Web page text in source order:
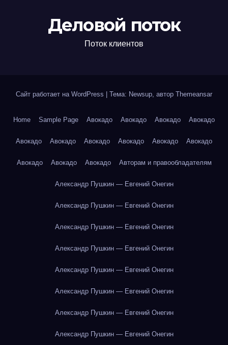
Деловой поток
Поток клиентов
Сайт работает на WordPress Тема: Newsup, автор Themeansar
Home Sample Page Авокадо Авокадо Авокадо Авокадо
Авокадо Авокадо Авокадо Авокадо Авокадо Авокадо
Авокадо Авокадо Авокадо Авторам и правообладателям
Александр Пушкин — Евгений Онегин
Александр Пушкин — Евгений Онегин
Александр Пушкин — Евгений Онегин
Александр Пушкин — Евгений Онегин
Александр Пушкин — Евгений Онегин
Александр Пушкин — Евгений Онегин
Александр Пушкин — Евгений Онегин
Александр Пушкин — Евгений Онегин